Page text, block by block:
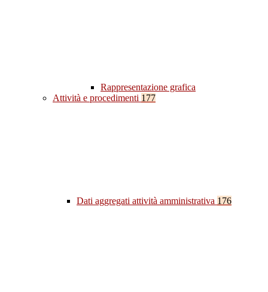
Rappresentazione grafica
Attività e procedimenti 177
Dati aggregati attività amministrativa 176